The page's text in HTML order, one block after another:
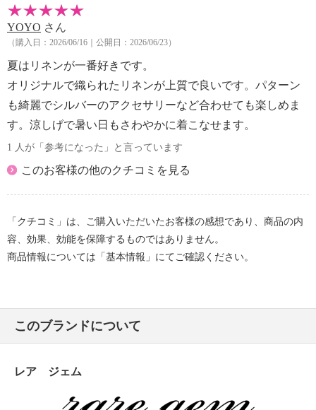
YOYO さん
（購入日：2026/06/16｜公開日：2026/06/23）
夏はリネンが一番好きです。
オリジナルで織られたリネンが上質で良いです。パターン
も綺麗でシルバーのアクセサリーなど合わせても楽しめま
す。涼しげで暑い日もさわやかに着こなせます。
1 人が「参考になった」と言っています
このお客様の他のクチコミを見る
「クチコミ」は、ご購入いただいたお客様の感想であり、商品の内
容、効果、効能を保障するものではありません。
商品情報については「基本情報」にてご確認ください。
このブランドについて
レア ジェム